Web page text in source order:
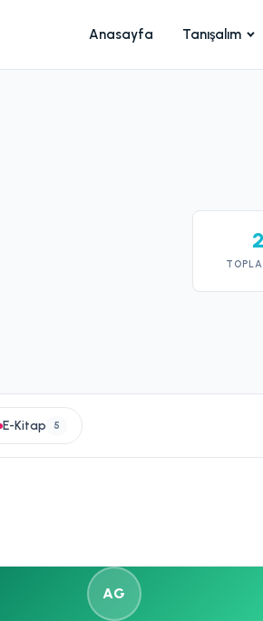
Anasayfa Tanışalım
E-Kitap 5
AG